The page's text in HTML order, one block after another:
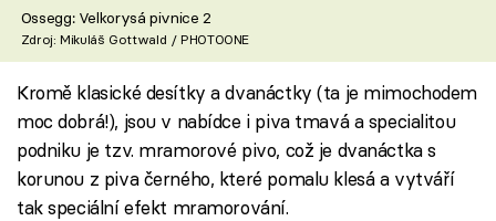
Ossegg: Velkorysá pivnice 2
Zdroj: Mikuláš Gottwald / PHOTOONE
Kromě klasické desítky a dvanáctky (ta je mimochodem
moc dobrá!), jsou v nabídce i piva tmavá a specialitou
podniku je tzv. mramorové pivo, což je dvanáctka s
korunou z piva černého, které pomalu klesá a vytváří
tak speciální efekt mramorování.